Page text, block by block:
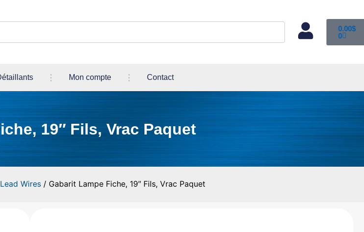
0.00$
0
Mon compte Contact
19″ Fils, Vrac Paquet
Wires/ Gabarit Lampe Fiche, 19″ Fils, Vrac Paquet